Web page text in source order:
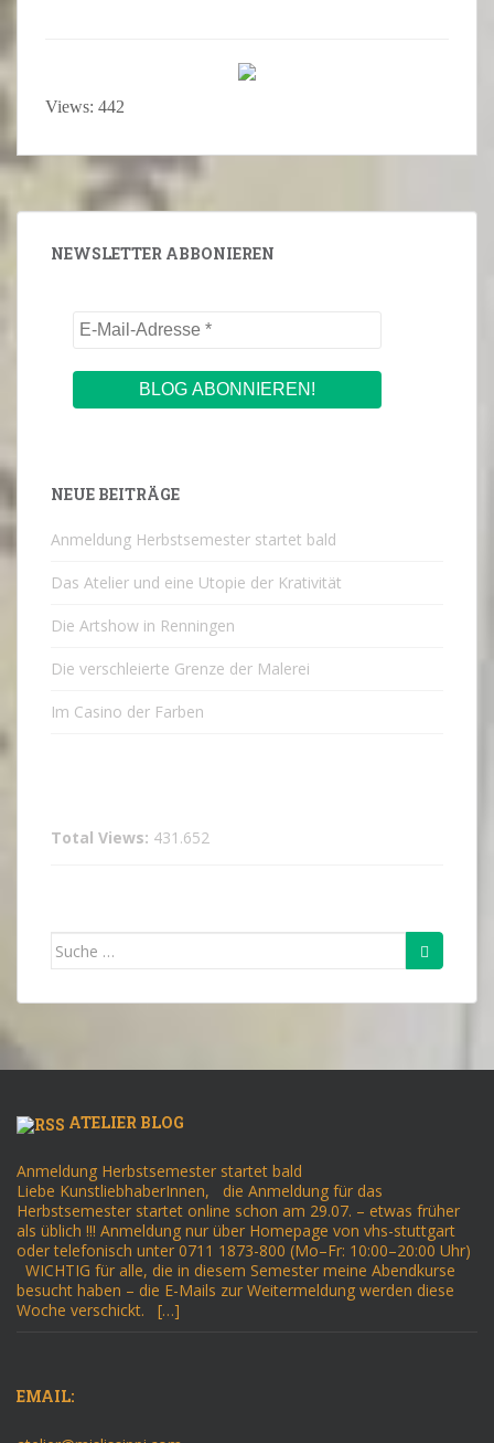
Views: 442
NEWSLETTER ABBONIEREN
NEUE BEITRÄGE
Anmeldung Herbstsemester startet bald
Das Atelier und eine Utopie der Krativität
Die Artshow in Renningen
Die verschleierte Grenze der Malerei
Im Casino der Farben
Total Views: 431.652
Suche
ATELIER BLOG
Anmeldung Herbstsemester startet bald
Liebe KunstliebhaberInnen, die Anmeldung für das
Herbstsemester startet online schon am 29.07. – etwas früher
als üblich !!! Anmeldung nur über Homepage von vhs-stuttgart
oder telefonisch unter 0711 1873-800 (Mo–Fr: 10:00–20:00 Uhr)
WICHTIG für alle, die in diesem Semester meine Abendkurse
besucht haben – die E-Mails zur Weitermeldung werden diese
Woche verschickt. […]
EMAIL: